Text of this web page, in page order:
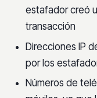
estafador creó
transacción
Direcciones IP
por los
Números de